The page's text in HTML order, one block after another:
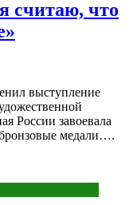
считаю, что
выступление
России завоевала
медали….